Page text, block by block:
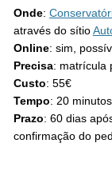
Onde:
através do sítio
Online: sim,
Precisa: matrícula
Custo: 55€
Tempo: 20 minutos
Prazo: 60 dias
confirmação do